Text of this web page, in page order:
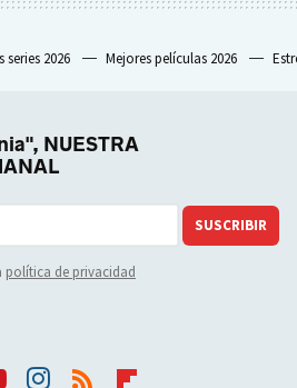
series 2026 Mejores películas 2026
NUESTRA
SUSCRIBIR
política de privacidad